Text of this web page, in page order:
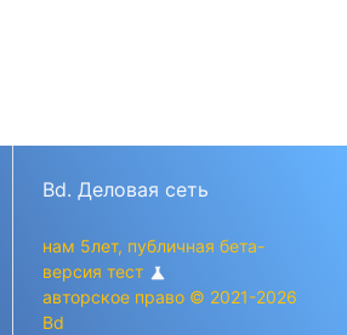
Bd. Деловая сеть
нам 5лет, публичная бета-
версия тест science
авторское право © 2021-2026
Bd